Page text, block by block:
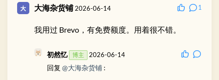
大海杂货铺 2026-06-14 1
我用过 Brevo，有免费额度。用着很不错。
初然忆 博主 2026-06-14
回复 @大海杂货铺 :